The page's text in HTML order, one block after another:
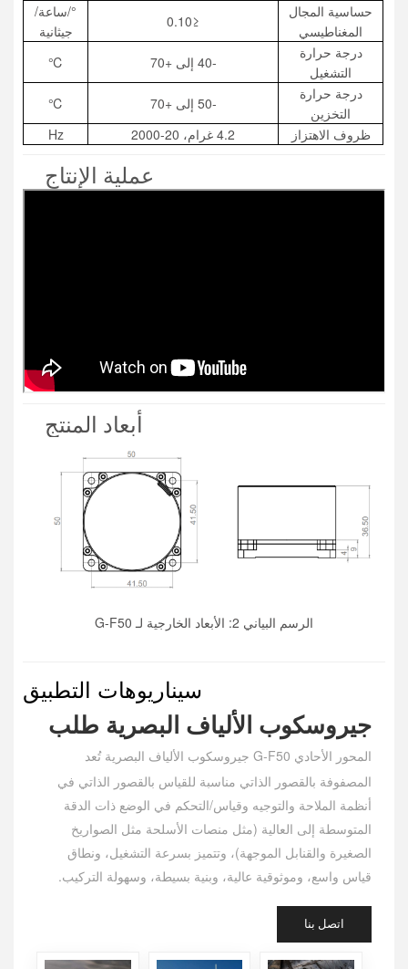
حساسية المجال
المغناطيسي
≤0.10
°/ساعة/
جيثانية
درجة حرارة
التشغيل
-40 إلى +70
℃
درجة حرارة
التخزين
-50 إلى +70
℃
ظروف الاهتزاز
4.2 غرام، 20-2000 Hz
عملية الإنتاج
أبعاد المنتج
الرسم البياني 2: الأبعاد الخارجية لـ G-F50
سيناريوهات التطبيق
جيروسكوب الألياف البصرية طلب
المحور الأحادي G-F50 جيروسكوب الألياف البصرية تُعد
المصفوفة بالقصور الذاتي مناسبة للقياس بالقصور الذاتي في
أنظمة الملاحة والتوجيه وقياس/التحكم في الوضع ذات الدقة
المتوسطة إلى العالية (مثل منصات الأسلحة مثل الصواريخ
الصغيرة والقنابل الموجهة)، وتتميز بسرعة التشغيل، ونطاق
قياس واسع، وموثوقية عالية، وبنية بسيطة، وسهولة التركيب.
اتصل بنا